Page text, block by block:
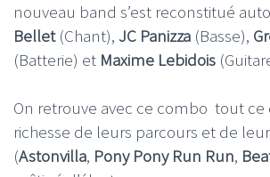
nouveau band s’est reconstitué
Bellet(Chant), JC Panizza (Basse),
(Batterie) et Maxime Lebidois
On retrouve avec ce combo tout ce
richesse de leurs parcours et de
(Astonvilla, Pony Pony Run Run,